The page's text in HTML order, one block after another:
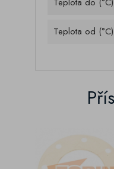
Teplota od (°C)